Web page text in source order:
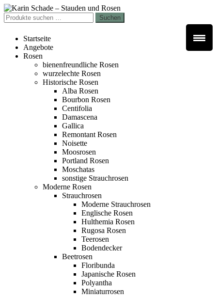
Zur
Navigation
springen
Zum
Inhalt
springen
Suchen
nach:
Suchen
Startseite
Angebote
Rosen
bienenfreundliche Rosen
wurzelechte Rosen
Historische Rosen
Alba Rosen
Bourbon Rosen
Centifolia
Damascena
Gallica
Remontant Rosen
Noisette
Moosrosen
Portland Rosen
Moschatas
sonstige Strauchrosen
Moderne Rosen
Strauchrosen
Moderne Strauchrosen
Englische Rosen
Hulthemia Rosen
Rugosa Rosen
Teerosen
Bodendecker
Beetrosen
Floribunda
Japanische Rosen
Polyantha
Miniaturrosen